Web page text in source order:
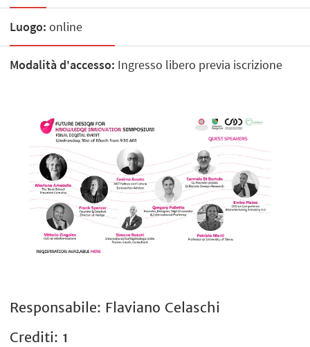
Luogo: online
Modalità d'accesso: Ingresso libero previa iscrizione
Responsabile: Flaviano Celaschi
Crediti: 1